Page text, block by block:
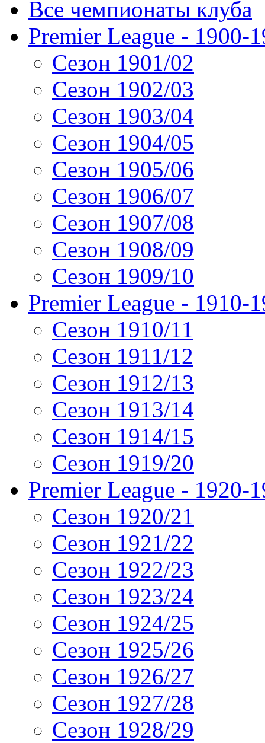
Все чемпионаты клуба
Premier League - 1900-
Сезон 1901/02
Сезон 1902/03
Сезон 1903/04
Сезон 1904/05
Сезон 1905/06
Сезон 1906/07
Сезон 1907/08
Сезон 1908/09
Сезон 1909/10
Premier League - 1910-
Сезон 1910/11
Сезон 1911/12
Сезон 1912/13
Сезон 1913/14
Сезон 1914/15
Сезон 1919/20
Premier League - 1920-
Сезон 1920/21
Сезон 1921/22
Сезон 1922/23
Сезон 1923/24
Сезон 1924/25
Сезон 1925/26
Сезон 1926/27
Сезон 1927/28
Сезон 1928/29